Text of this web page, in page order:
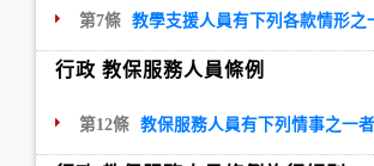
第7條 教學支援人員有下列各款情形
行政 教保服務人員條例
第12條 教保服務人員有下列情事之一